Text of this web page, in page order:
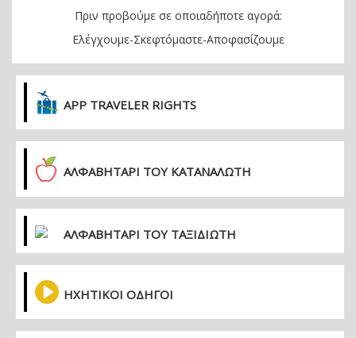
Πριν προβούμε σε οποιαδήποτε αγορά:
Ελέγχουμε-Σκεφτόμαστε-Αποφασίζουμε
APP TRAVELER RIGHTS
ΑΛΦΑΒΗΤΑΡΙ ΤΟΥ ΚΑΤΑΝΑΛΩΤΗ
ΑΛΦΑΒΗΤΑΡΙ ΤΟΥ ΤΑΞΙΔΙΩΤΗ
ΗΧΗΤΙΚΟΙ ΟΔΗΓΟΙ